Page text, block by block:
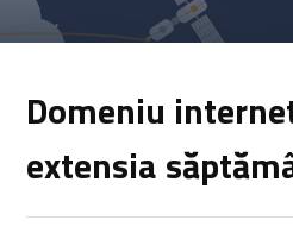
Domeniu
extensia